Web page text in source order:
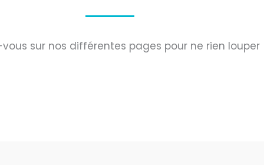
vous sur nos différentes pages pour ne rien louper